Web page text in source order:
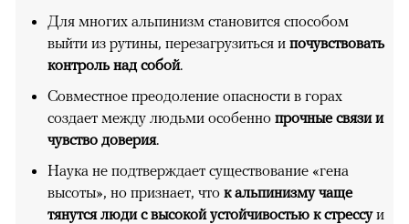
Для многих альпинизм становится способом
выйти из рутины, перезагрузиться и почувствовать
контроль над собой.
Совместное преодоление опасности в горах
создает между людьми особенно прочные связи и
чувство доверия.
Наука не подтверждает существование «гена
высоты», но признает, что к альпинизму чаще
тянутся люди с высокой устойчивостью к стрессуи